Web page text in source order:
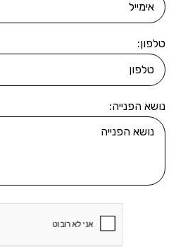
טלפון:
נושא הפנייה: